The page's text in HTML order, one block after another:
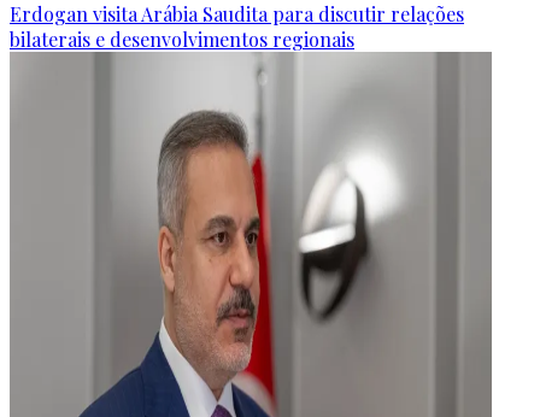
Erdogan visita Arábia Saudita para discutir relações
bilaterais e desenvolvimentos regionais